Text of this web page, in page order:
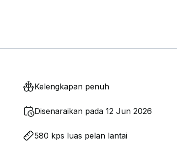
Kelengkapan penuh
Disenaraikan pada 12 Jun 2026
580 kps luas pelan lantai